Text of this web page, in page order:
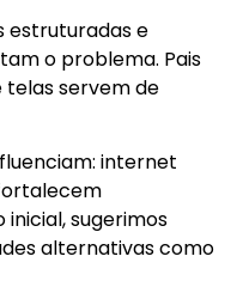
estruturadas e
o problema. Pais
telas servem de
internet
sugerimos
alternativas como